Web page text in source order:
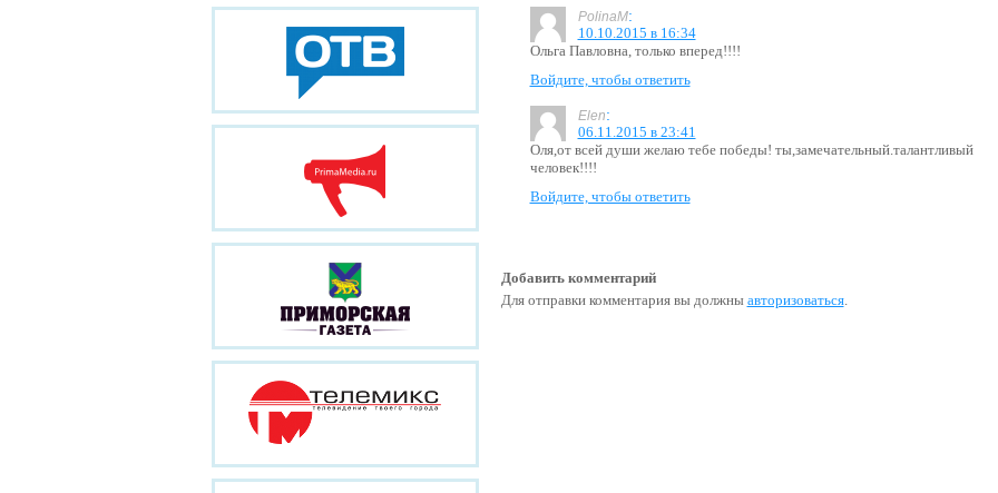
PolinaM:
10.10.2015 в 16:34
Ольга Павловна, только вперед!!!!
Войдите, чтобы ответить
Elen:
06.11.2015 в 23:41
Оля,от всей души желаю тебе победы! ты,замечательный.талантливый
человек!!!!
Войдите, чтобы ответить
Добавить комментарий
Для отправки комментария вы должны авторизоваться.